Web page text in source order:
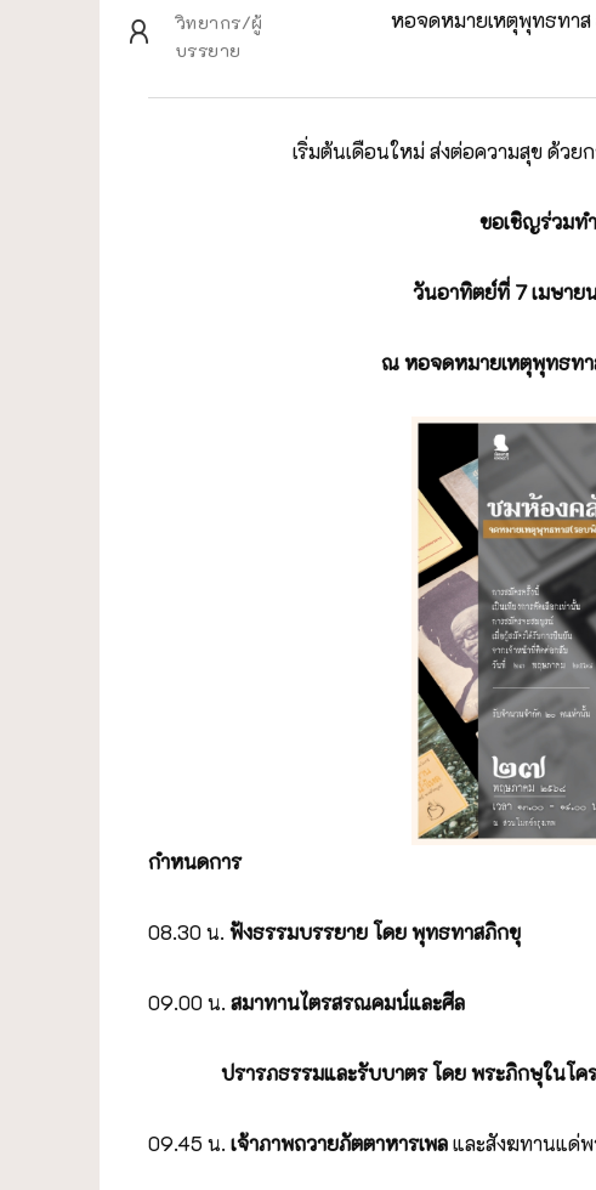
วิทยากร/ผู้
บรรยาย
หอจดหมายเหตุพุทธทา
เริ่มต้นเดือนใหม่ ส่งต่อความสุข ด้ว
ขอเชิญร่วมท
วันอาทิตย์ที่7 เมษาย
ณ หอจดหมายเหตุพุทธ
กำหนดการ
08.30 น. ฟังธรรมบรรยาย โดย พุทธทาสภิกขุ
09.00 น. สมาทานไตรสรณคมน์และศีล
ปรารภธรรมและรับบาตร โดย พระภิกษุในโคร
09.45 น. เจ้าภาพถวายภัตตาหารเพลและสังฆทานแด่